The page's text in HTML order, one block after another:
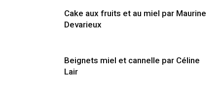
Cake aux fruits et au miel par Maurine
Devarieux
Beignets miel et cannelle par Céline
Lair